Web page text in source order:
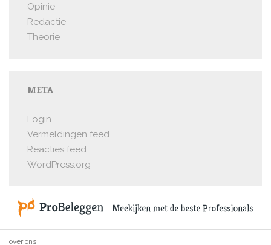
Opinie
Redactie
Theorie
META
Login
Vermeldingen feed
Reacties feed
WordPress.org
over ons